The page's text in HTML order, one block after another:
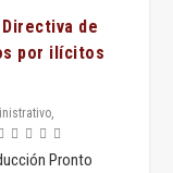
de
por ilícitos
,
Pronto